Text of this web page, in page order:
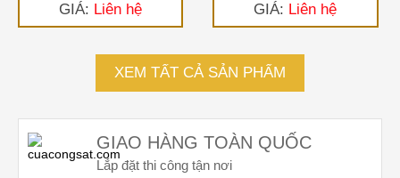
GIÁ: Liên hệ GIÁ: Liên hệ
XEM TẤT CẢ SẢN PHẨM
GIAO HÀNG TOÀN QUỐC
Lắp đặt thi công tận nơi